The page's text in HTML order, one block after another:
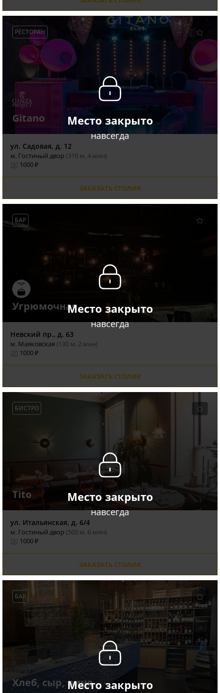
Место закрыто
навсегда
РЕСТОРАН
Gitano
ул. Садовая, д. 12
м. Гостиный двор (310 м, 4 мин)
1000 ₽
ЗАКАЗАТЬ СТОЛИК
Место закрыто
навсегда
БАР
Угрюмочная
Невский пр., д. 63
м. Маяковская (130 м, 2 мин)
1000 ₽
ЗАКАЗАТЬ СТОЛИК
Место закрыто
навсегда
БИСТРО
Tito
ул. Итальянская, д. 6/4
м. Гостиный двор (500 м, 6 мин)
1000 ₽
ЗАКАЗАТЬ СТОЛИК
Место закрыто
БАР
Хлеб, сыр, вино